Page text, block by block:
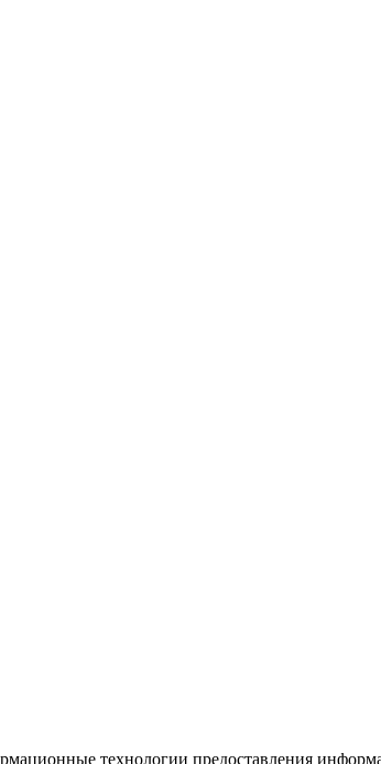
технологии предоставления